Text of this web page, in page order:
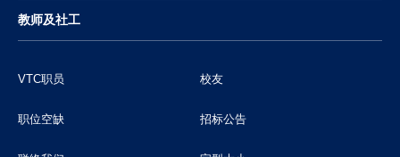
教师及社工
VTC职员 校友
职位空缺 招标公告